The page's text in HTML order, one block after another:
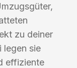
zu deiner
legen sie
effiziente